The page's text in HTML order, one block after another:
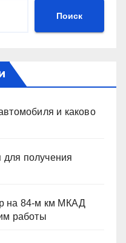
Поиск
и каково
получения
на 84-м км МКАД
работы